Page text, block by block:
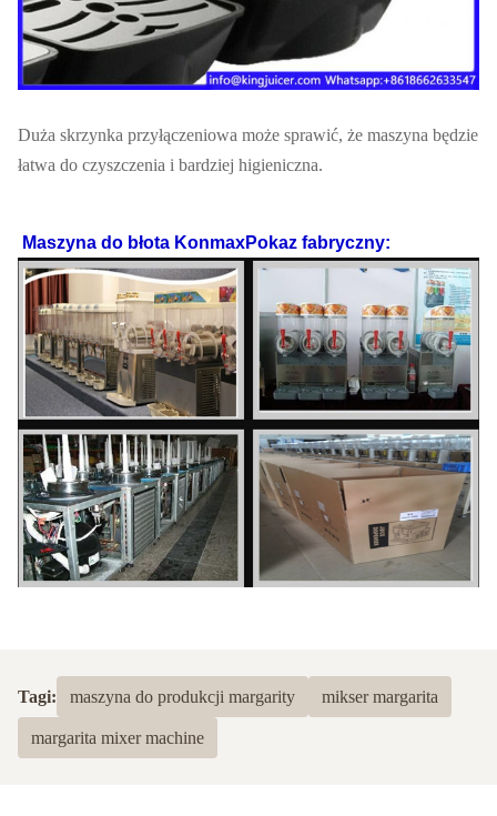
Duża skrzynka przyłączeniowa może sprawić, że maszyna będzie
łatwa do czyszczenia i bardziej higieniczna.
Maszyna do błota KonmaxPokaz fabryczny:
Tagi: maszyna do produkcji margarity mikser margarita
margarita mixer machine